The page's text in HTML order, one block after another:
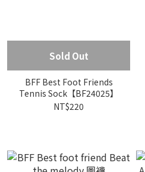
Sold Out
BFF Best Foot Friends
Tennis Sock【BF24025】
NT$220